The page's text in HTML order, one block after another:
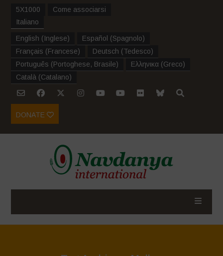
5X1000
Come associarsi
Italiano
English (Inglese) Español (Spagnolo)
Français (Francese) Deutsch (Tedesco)
Português (Portoghese, Brasile) Ελληνικα (Greco)
Català (Catalano)
DONATE